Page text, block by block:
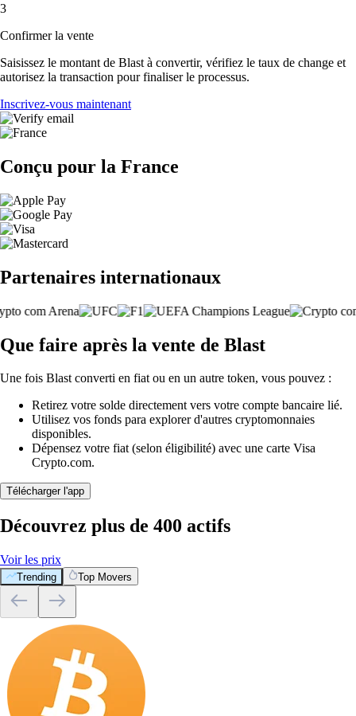
3
Confirmer la vente
Saisissez le montant de Blast à convertir, vérifiez le taux de change et
autorisez la transaction pour finaliser le processus.
Inscrivez-vous maintenant
Conçu pour la France
Partenaires internationaux
Que faire après la vente de Blast
Une fois Blast converti en fiat ou en un autre token, vous pouvez :
Retirez votre solde directement vers votre compte bancaire lié.
Utilisez vos fonds para explorer d'autres cryptomonnaies
disponibles.
Dépensez votre fiat (selon éligibilité) avec une carte Visa
Crypto.com.
Télécharger l'app
Découvrez plus de 400 actifs
Voir les prix
Trending Top Movers